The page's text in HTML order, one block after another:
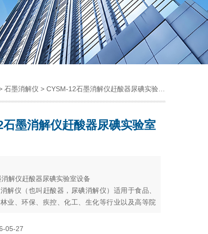
石墨消解仪 > CYSM-12石墨消解仪赶酸器尿碘实验室设备
石墨消解仪赶酸器尿碘实验室
解仪赶酸器尿碘实验室设备
解仪（也叫赶酸器，尿碘消解仪）适用于食品、
业、环保、疾控、化工、生化等行业以及高等院
05-27